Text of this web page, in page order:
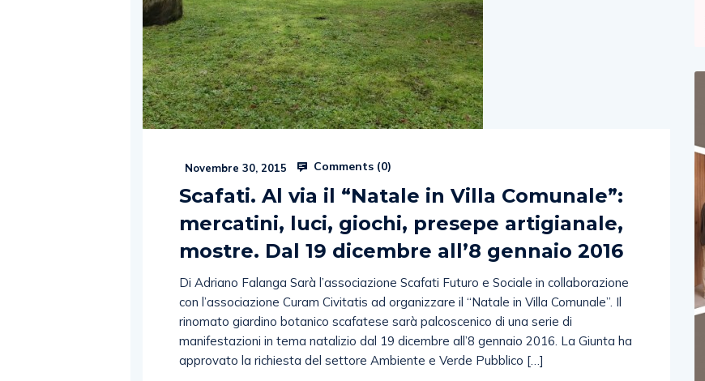
Novembre 30, 2015 Comments (0)
Scafati. Al via il “Natale in Villa Comunale”:
mercatini, luci, giochi, presepe artigianale,
mostre. Dal 19 dicembre all’8 gennaio 2016
Di Adriano Falanga Sarà l’associazione Scafati Futuro e Sociale in collaborazione
con l’associazione Curam Civitatis ad organizzare il “Natale in Villa Comunale”. Il
rinomato giardino botanico scafatese sarà palcoscenico di una serie di
manifestazioni in tema natalizio dal 19 dicembre all’8 gennaio 2016. La Giunta ha
approvato la richiesta del settore Ambiente e Verde Pubblico […]